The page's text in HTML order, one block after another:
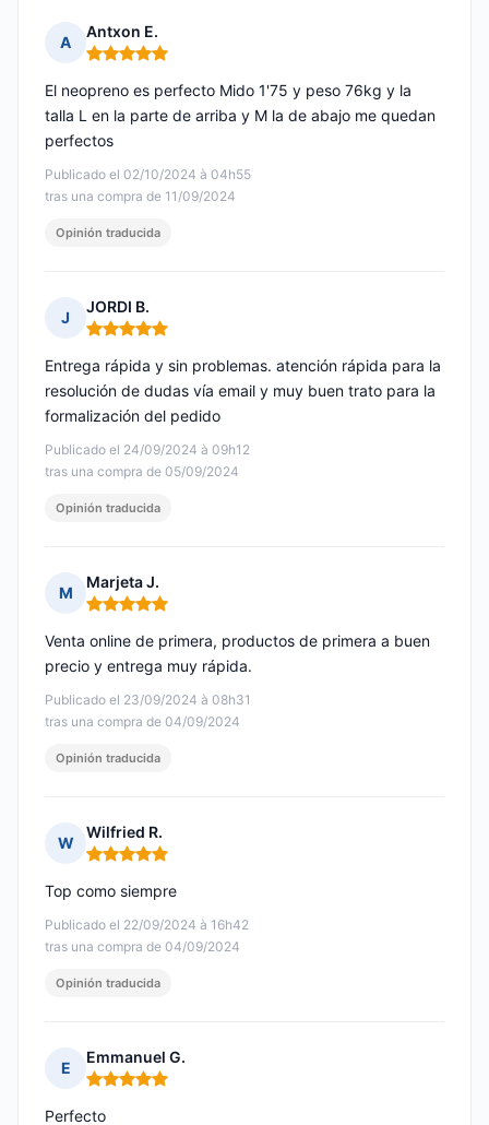
A
Antxon E.
Nota: 5 de 5
Publicado el 02/10/2024 à 04h55
tras una compra de 11/09/2024
El neopreno es perfecto Mido 1'75 y peso 76kg y la
talla L en la parte de arriba y M la de abajo me quedan
perfectos
Opinión traducida
J
JORDI B.
Nota: 5 de 5
Publicado el 24/09/2024 à 09h12
tras una compra de 05/09/2024
Entrega rápida y sin problemas. atención rápida para la
resolución de dudas vía email y muy buen trato para la
formalización del pedido
Opinión traducida
M
Marjeta J.
Nota: 5 de 5
Publicado el 23/09/2024 à 08h31
tras una compra de 04/09/2024
Venta online de primera, productos de primera a buen
precio y entrega muy rápida.
Opinión traducida
W
Wilfried R.
Nota: 5 de 5
Publicado el 22/09/2024 à 16h42
tras una compra de 04/09/2024
Top como siempre
Opinión traducida
E
Emmanuel G.
Nota: 5 de 5
Perfecto